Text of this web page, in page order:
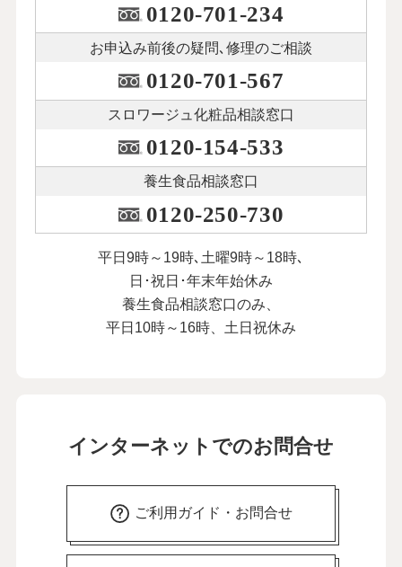
0120-701-234
お申込み前後の疑問､修理のご相談
0120-701-567
スロワージュ化粧品相談窓口
0120-154-533
養生食品相談窓口
0120-250-730
平日9時～19時､土曜9時～18時､
日･祝日･年末年始休み
養生食品相談窓口のみ、
平日10時～16時、土日祝休み
インターネットでのお問合せ
ご利用ガイド・お問合せ